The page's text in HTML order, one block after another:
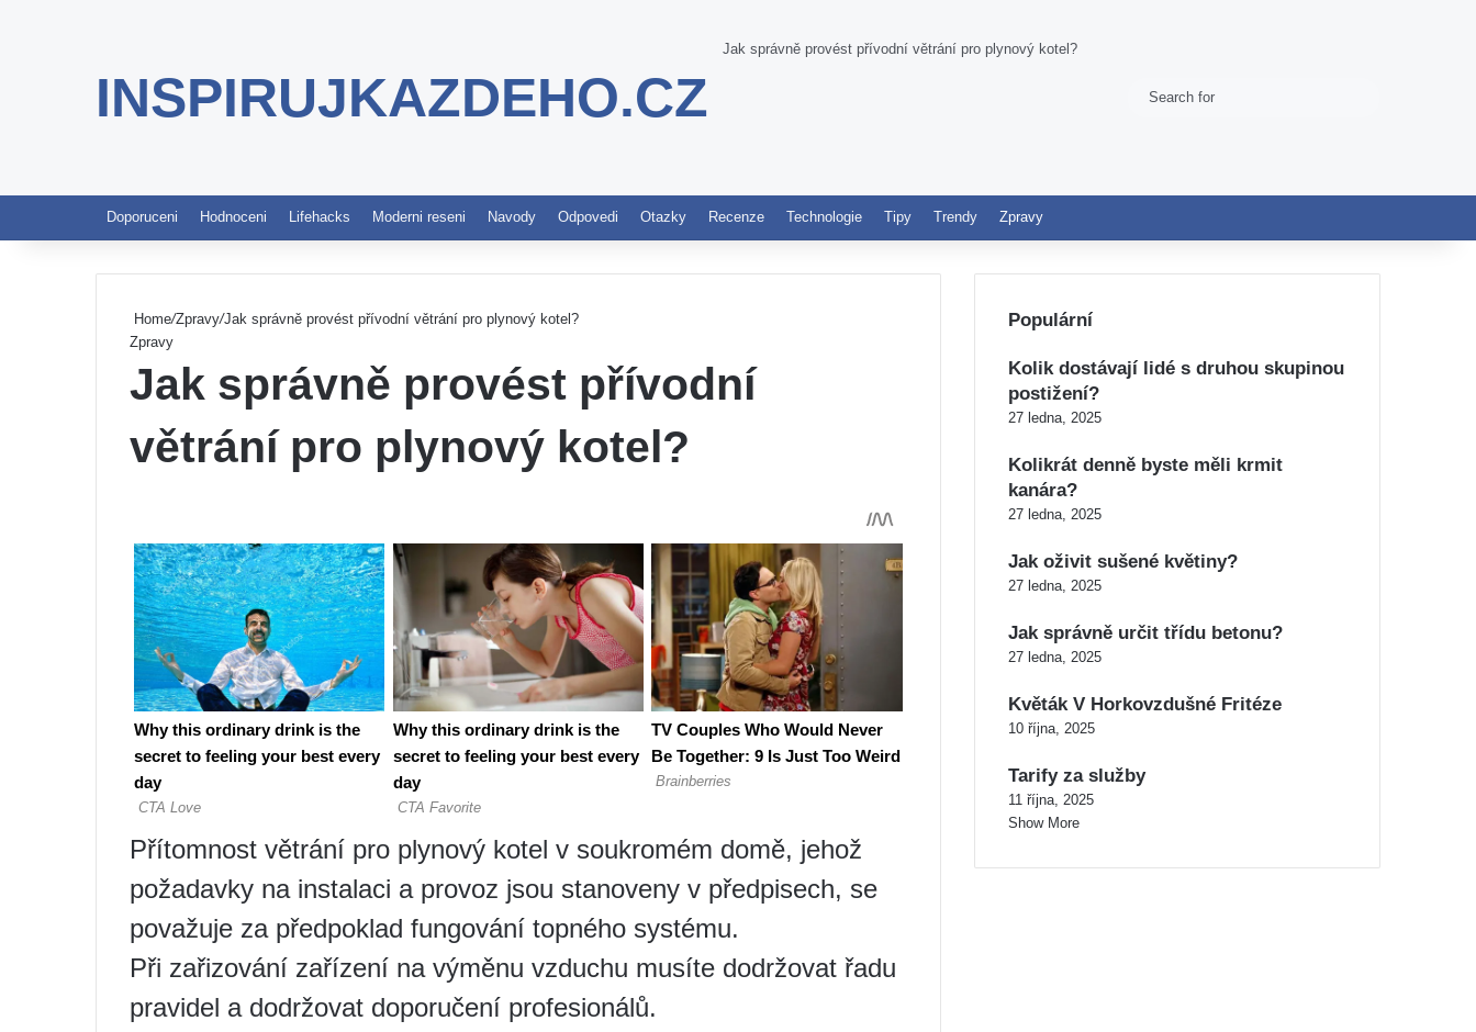
INSPIRUJKAZDEHO.CZ
Jak správně provést přívodní větrání pro plynový kotel?
Switch skin
Doporuceni Hodnoceni Lifehacks Moderni reseni Navody Odpovedi Otazky Recenze Technologie Tipy Trendy Zpravy
Home/Zpravy/Jak správně provést přívodní větrání pro plynový kotel?
Zpravy
Jak správně provést přívodní
větrání pro plynový kotel?
Přítomnost větrání pro plynový kotel v soukromém domě, jehož
požadavky na instalaci a provoz jsou stanoveny v předpisech, se
považuje za předpoklad fungování topného systému.
Při zařizování zařízení na výměnu vzduchu musíte dodržovat řadu
pravidel a dodržovat doporučení profesionálů.
Populární
Kolik dostávají lidé s druhou skupinou
postižení?
27 ledna, 2025
Kolikrát denně byste měli krmit
kanára?
27 ledna, 2025
Jak oživit sušené květiny?
27 ledna, 2025
Jak správně určit třídu betonu?
27 ledna, 2025
Květák V Horkovzdušné Fritéze
10 října, 2025
Tarify za služby
11 října, 2025
Show More